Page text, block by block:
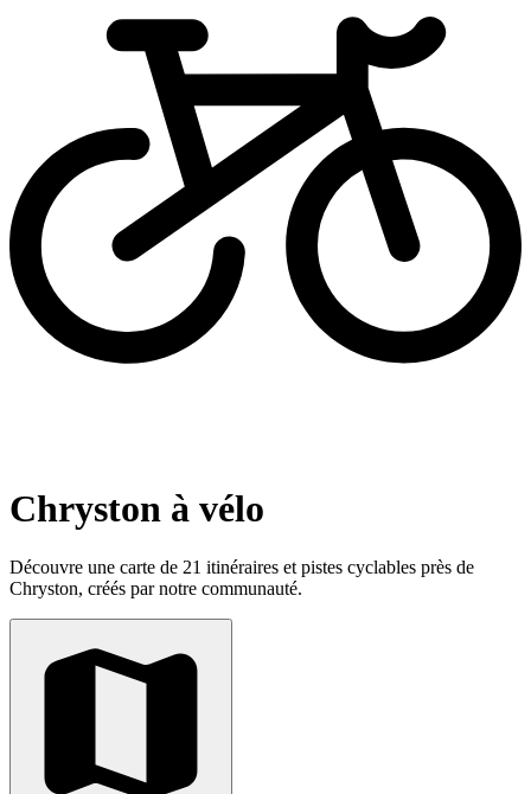
Chryston à vélo
Découvre une carte de 21 itinéraires et pistes cyclables près de
Chryston, créés par notre communauté.